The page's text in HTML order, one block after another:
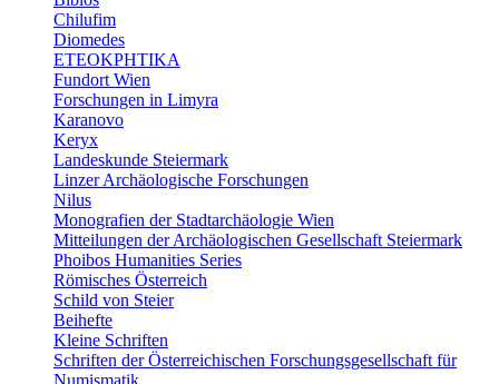
Chilufim
Diomedes
ETEOKPHTIKA
Fundort Wien
Forschungen in Limyra
Karanovo
Keryx
Landeskunde Steiermark
Linzer Archäologische Forschungen
Nilus
Monografien der Stadtarchäologie Wien
Mitteilungen der Archäologischen Gesellschaft Steiermark
Phoibos Humanities Series
Römisches Österreich
Schild von Steier
Beihefte
Kleine Schriften
Schriften der Österreichischen Forschungsgesellschaft für
Numismatik